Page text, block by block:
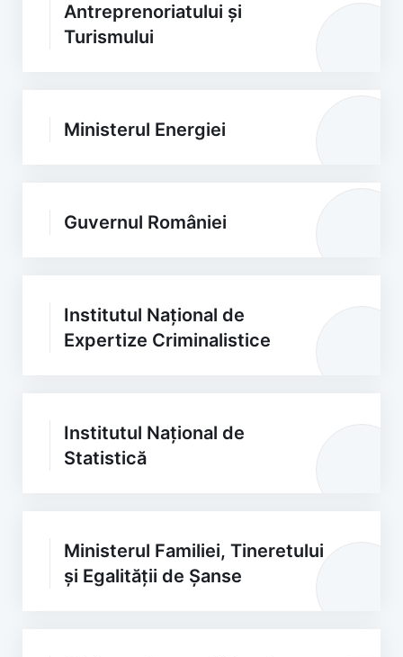
Antreprenoriatului și
Turismului
Ministerul Energiei
Guvernul României
Institutul Național de
Expertize Criminalistice
Institutul Național de
Statistică
Ministerul Familiei, Tineretului
și Egalității de Șanse